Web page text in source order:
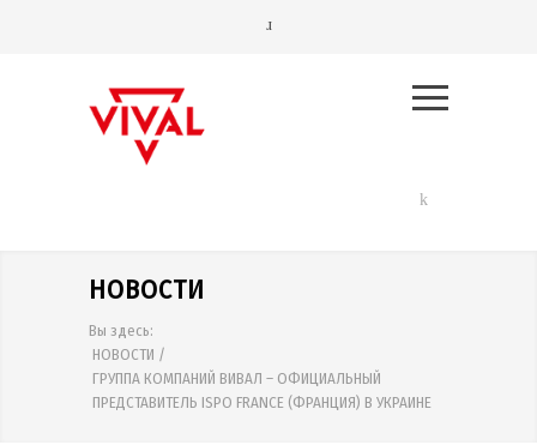
НОВОСТИ
Вы здесь:
НОВОСТИ /
ГРУППА КОМПАНИЙ ВИВАЛ – ОФИЦИАЛЬНЫЙ
ПРЕДСТАВИТЕЛЬ ISPO FRANCE (ФРАНЦИЯ) В УКРАИНЕ